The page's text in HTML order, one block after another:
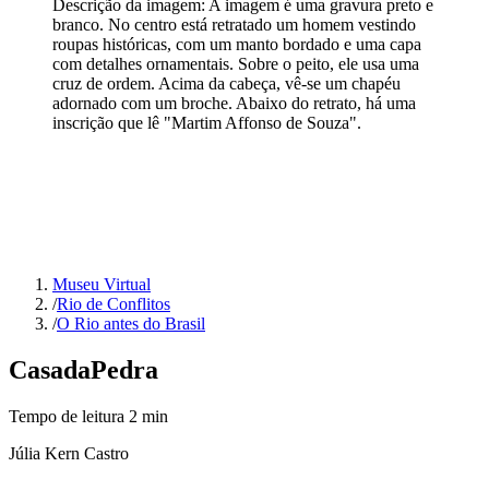
Descrição da imagem: A imagem é uma gravura preto e
branco. No centro está retratado um homem vestindo
roupas históricas, com um manto bordado e uma capa
com detalhes ornamentais. Sobre o peito, ele usa uma
cruz de ordem. Acima da cabeça, vê-se um chapéu
adornado com um broche. Abaixo do retrato, há uma
inscrição que lê "Martim Affonso de Souza".
Museu Virtual
/Rio de Conflitos
/O Rio antes do Brasil
CasadaPedra
Tempo de leitura 2 min
Júlia Kern Castro